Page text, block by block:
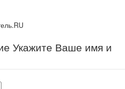
Укажите Ваше имя и